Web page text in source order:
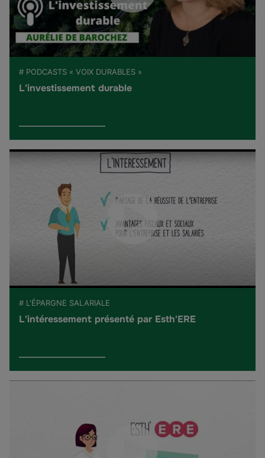
# PODCASTS « VOIX DURABLES »
L'investissement durable
# L'ÉPARGNE SALARIALE
L'intéressement présenté par Esth'ERE